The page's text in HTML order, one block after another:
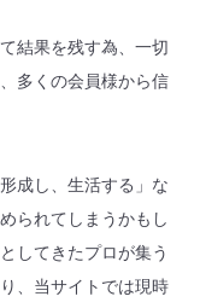
結果を残す為、一切
多くの会員様から信
成し、生活する」な
られてしまうかもし
してきたプロが集う
、当サイトでは現時